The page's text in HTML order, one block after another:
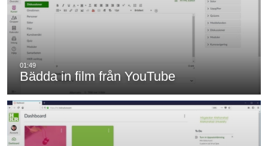
Bädda in film från YouTube